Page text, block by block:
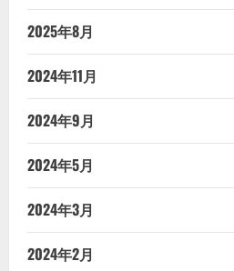
2025年8月
2024年11月
2024年9月
2024年5月
2024年3月
2024年2月